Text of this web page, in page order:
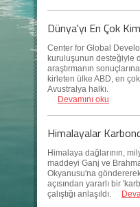
Dünya'yı En Çok
Center for Global
kuruluşunun desteğiyle
araştırmanın
kirleten ülke ABD, en
Avustralya halkı.
Devamını oku
Himalayalar
Himalaya dağlarının,
maddeyi Ganj ve
Okyanusu'na
açısından yararlı bir
çalıştığı anlaşıldı.